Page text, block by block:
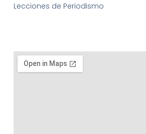
Lecciones de Periodismo